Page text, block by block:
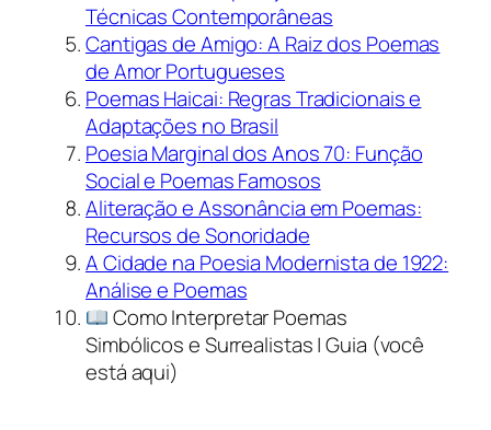
Técnicas Contemporâneas
Cantigas de Amigo: A Raiz dos Poemas
de Amor Portugueses
Poemas Haicai: Regras Tradicionais e
Adaptações no Brasil
Poesia Marginal dos Anos 70: Função
Social e Poemas Famosos
Aliteração e Assonância em Poemas:
Recursos de Sonoridade
A Cidade na Poesia Modernista de 1922:
Análise e Poemas
Como Interpretar Poemas
Simbólicos e Surrealistas | Guia (você
está aqui)